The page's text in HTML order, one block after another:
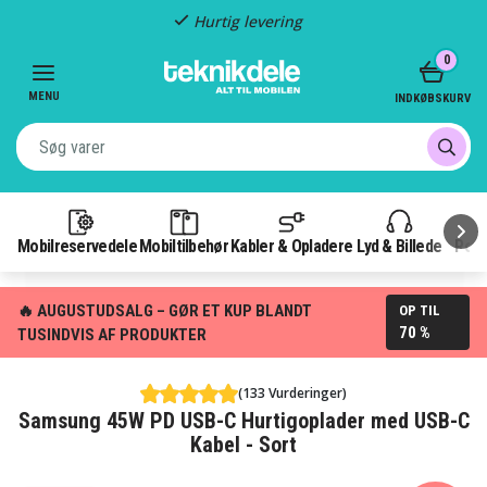
Hurtig levering
MENU
Mobilreservedele Mobiltilbehør Kabler & Opladere Lyd & Billede
0
INDKØBSKURV
🔥 AUGUSTUDSALG – GØR ET KUP BLANDT
TUSINDVIS AF PRODUKTER
OP TIL
70 %
(133 Vurderinger)
Samsung 45W PD USB-C Hurtigoplader med USB-C
Kabel - Sort